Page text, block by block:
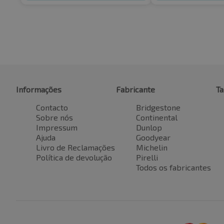
Informações
Contacto
Sobre nós
Impressum
Ajuda
Livro de Reclamações
Política de devolução
Fabricante
Bridgestone
Continental
Dunlop
Goodyear
Michelin
Pirelli
Todos os fabricantes